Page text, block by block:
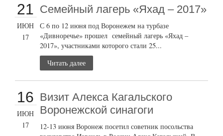
21
ИЮН
17
Семейный лагерь «Яхад – 2017»
С 6 по 12 июня под Воронежем на турбазе
«Дивноречье» прошел семейный лагерь «Яхад –
2017», участниками которого стали 25...
Читать далее
16
ИЮН
17
Визит Алекса Кагальского
Воронежской синагоги
12-13 июня Воронеж посетил советник посольства